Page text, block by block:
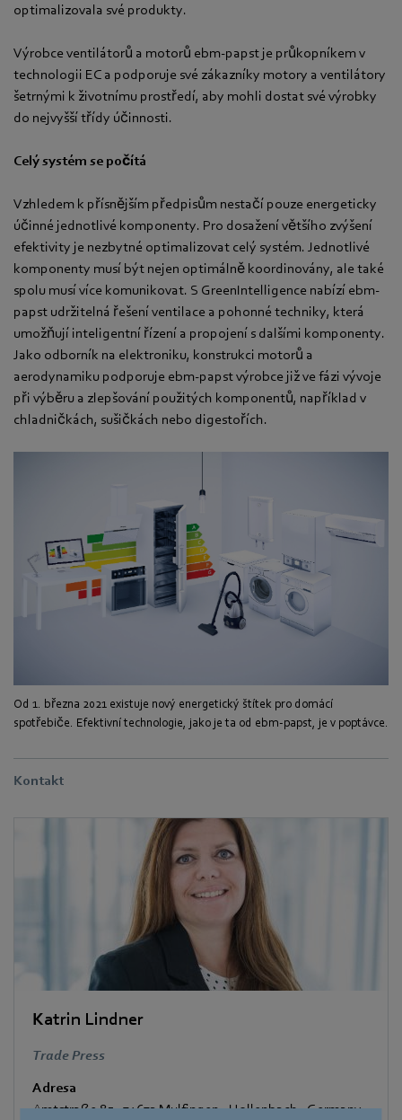
optimalizovala své produkty.
Výrobce ventilátorů a motorů ebm-papst je průkopníkem v
technologii EC a podporuje své zákazníky motory a ventilátory
šetrnými k životnímu prostředí, aby mohli dostat své výrobky
do nejvyšší třídy účinnosti.
Celý systém se počítá
Vzhledem k přísnějším předpisům nestačí pouze energeticky
účinné jednotlivé komponenty. Pro dosažení většího zvýšení
efektivity je nezbytné optimalizovat celý systém. Jednotlivé
komponenty musí být nejen optimálně koordinovány, ale také
spolu musí více komunikovat. S GreenIntelligence nabízí ebm-
papst udržitelná řešení ventilace a pohonné techniky, která
umožňují inteligentní řízení a propojení s dalšími komponenty.
Jako odborník na elektroniku, konstrukci motorů a
aerodynamiku podporuje ebm-papst výrobce již ve fázi vývoje
při výběru a zlepšování použitých komponentů, například v
chladničkách, sušičkách nebo digestořích.
Od 1. března 2021 existuje nový energetický štítek pro domácí
spotřebiče. Efektivní technologie, jako je ta od ebm-papst, je v poptávce.
Kontakt
Katrin Lindner
Trade Press
Adresa
Amtstraße 85,74673 Mulfingen - Hollenbach,Germany